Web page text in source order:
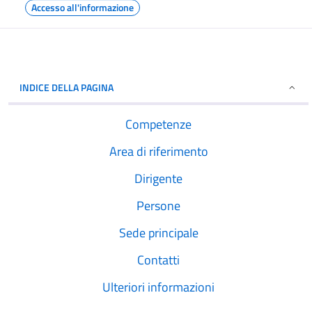
Accesso all'informazione
INDICE DELLA PAGINA
Competenze
Area di riferimento
Dirigente
Persone
Sede principale
Contatti
Ulteriori informazioni